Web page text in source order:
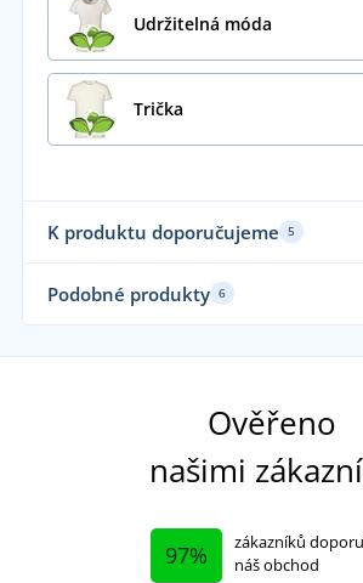
Udržitelná móda
Trička
K produktu doporučujeme 5
Sami oblékáme
Podobné produkty 6
Ověřeno
našimi
97%
zákazníků
náš obchod